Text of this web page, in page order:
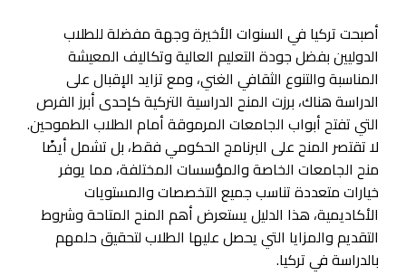
أصبحت تركيا في السنوات الأخيرة وجهة مفضلة للطلاب
الدوليين بفضل جودة التعليم العالية وتكاليف المعيشة
المناسبة والتنوع الثقافي الغني، ومع تزايد الإقبال على
الدراسة هناك، برزت المنح الدراسية التركية كإحدى أبرز الفرص
التي تفتح أبواب الجامعات المرموقة أمام الطلاب الطموحين.
لا تقتصر المنح على البرنامج الحكومي فقط، بل تشمل أيضًا
منح الجامعات الخاصة والمؤسسات المختلفة، مما يوفر
خيارات متعددة تناسب جميع التخصصات والمستويات
الأكاديمية، هذا الدليل يستعرض أهم المنح المتاحة وشروط
التقديم والمزايا التي يحصل عليها الطلاب لتحقيق حلمهم
بالدراسة في تركيا.